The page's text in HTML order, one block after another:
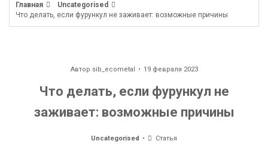
Главная
Uncategorised
Что делать, если фурункул не заживает: возможные причины
Автор sib_ecometal 19 февраля 2023
Что делать, если фурункул не
заживает: возможные причины
Uncategorised Статья